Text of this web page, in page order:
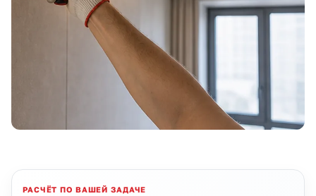
РАСЧЁТ ПО ВАШЕЙ ЗАДАЧЕ